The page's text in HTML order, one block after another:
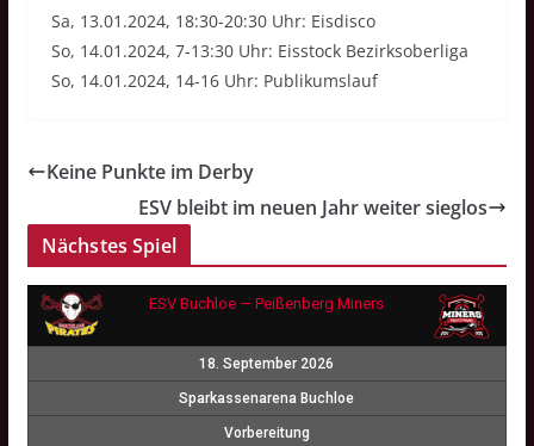
Sa, 13.01.2024, 18:30-20:30 Uhr: Eisdisco
So, 14.01.2024, 7-13:30 Uhr: Eisstock Bezirksoberliga
So, 14.01.2024, 14-16 Uhr: Publikumslauf
Keine Punkte im Derby
ESV bleibt im neuen Jahr weiter sieglos
Nächstes Spiel
ESV Buchloe — Peißenberg Miners
18. September 2026
Sparkassenarena Buchloe
Vorbereitung